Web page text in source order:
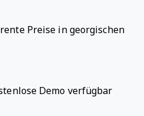
Preise in georgischen
Demo verfügbar